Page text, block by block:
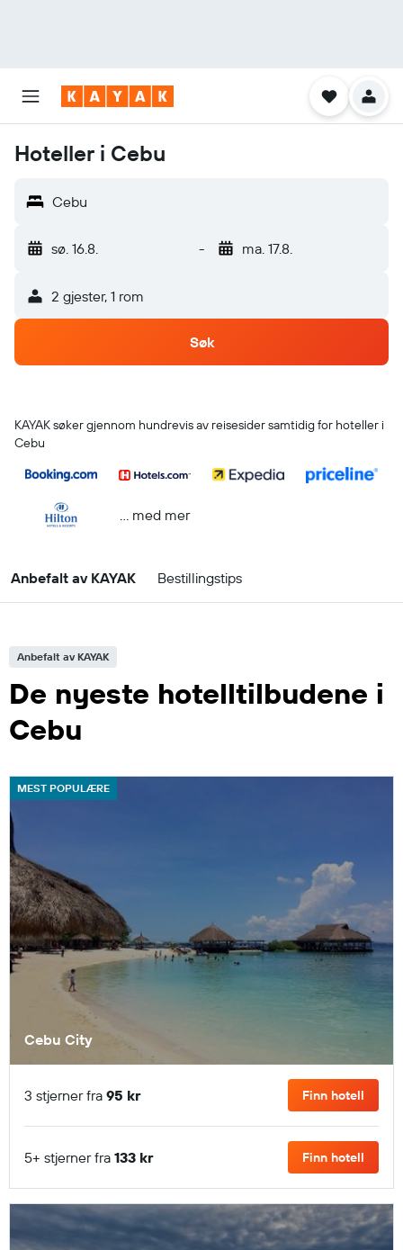
Hoteller i Cebu
Cebu
sø. 16.8. - ma. 17.8.
2 gjester, 1 rom
Søk
KAYAK søker gjennom hundrevis av reisesider samtidig for hoteller i
Cebu
… med mer
Anbefalt av KAYAK Bestillingstips
Anbefalt av KAYAK
De nyeste hotelltilbudene i
Cebu
MEST POPULÆRE
Cebu City
3 stjerner fra 95 kr Finn hotell
5+ stjerner fra 133 kr Finn hotell